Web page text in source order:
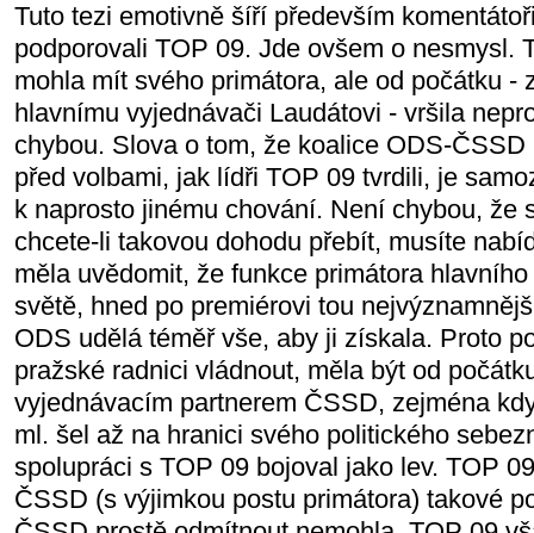
Tuto tezi emotivně šíří především
podporovali TOP 09. Jde ovšem o nesmysl.
mohla mít svého primátora, ale od počátku -
hlavnímu vyjednávači Laudátovi - vršila
chybou. Slova o tom, že koalice ODS-
před volbami, jak lídři TOP 09 tvrdili, je
k naprosto jinému chování. Není chybou, že
chcete-li takovou dohodu přebít, musíte
měla uvědomit, že funkce primátora
světě, hned po premiérovi tou
ODS udělá téměř vše, aby ji získala. Proto
pražské radnici vládnout, měla být od
vyjednávacím partnerem ČSSD, zejména
ml. šel až na hranici svého politického
spolupráci s TOP 09 bojoval jako lev. TOP
ČSSD (s výjimkou postu primátora) takové